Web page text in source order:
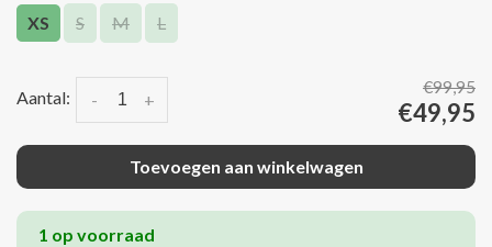
XS S M L
Aantal: +
-
€99,95
€49,95
Toevoegen aan winkelwagen
1 op voorraad